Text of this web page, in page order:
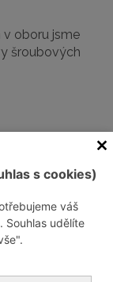
oboru jsme
šroubových
s cookies)
váš
Souhlas udělíte